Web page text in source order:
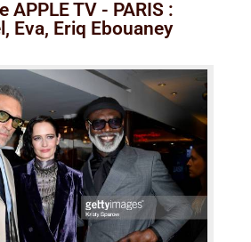
APPLE TV - PARIS :
Eva, Eriq Ebouaney